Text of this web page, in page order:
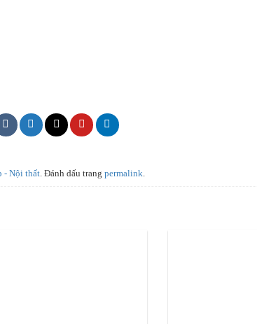
- Nội thất. Đánh dấu trang permalink.